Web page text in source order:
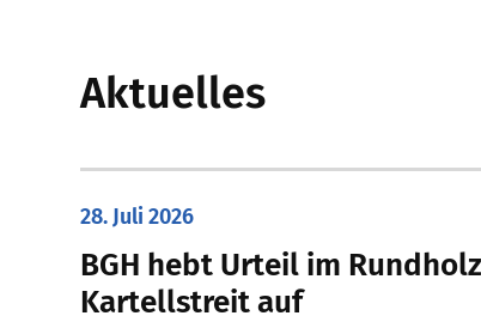
Aktuelles
28. Juli 2026
​BGH hebt Urteil im
Kartellstreit auf